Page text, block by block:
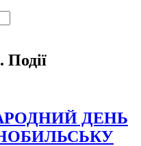
Події
ДЕНЬ